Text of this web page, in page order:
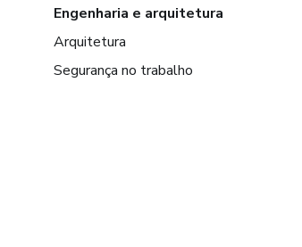
Engenharia e arquitetura
Arquitetura
Segurança no trabalho